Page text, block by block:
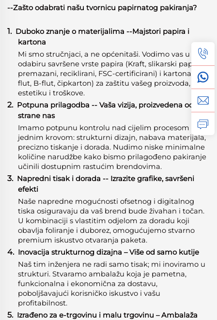
--Zašto odabrati našu tvornicu papirnatog pakiranja?
1. Duboko znanje o materijalima --Majstori papira i
kartona
Mi smo stručnjaci, a ne općenitaši. Vodimo vas u
odabiru savršene vrste papira (Kraft, slikarski papir,
premazani, reciklirani, FSC-certificirani) i kartona (E-
flut, B-flut, čipkarton) za zaštitu vašeg proizvoda,
estetiku i troškove.
2. Potpuna prilagodba -- Vaša vizija, proizvedena od
strane nas
Imamo potpunu kontrolu nad cijelim procesom pod
jednim krovom: strukturni dizajn, nabava materijala,
precizno tiskanje i dorada. Nudimo niske minimalne
količine narudžbe kako bismo prilagođeno pakiranje
učinili dostupnim rastućim brendovima.
3. Napredni tisak i dorada -- Izrazite grafike, savršeni
efekti
Naše napredne mogućnosti ofsetnog i digitalnog
tiska osiguravaju da vaš brend bude živahan i točan.
U kombinaciji s vlastitim odjelom za doradu koji
obavlja foliranje i duborez, omogućujemo stvarno
premium iskustvo otvaranja paketa.
4. Inovacija strukturnog dizajna – Više od samo kutije
Naš tim inženjera ne radi samo tisak; mi inoviramo u
strukturi. Stvaramo ambalažu koja je pametna,
funkcionalna i ekonomična za dostavu,
poboljšavajući korisničko iskustvo i vašu
profitabilnost.
5. Izrađeno za e-trgovinu i malu trgovinu – Ambalaža